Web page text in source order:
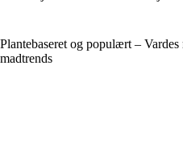
Plantebaseret og populært –
madtrends